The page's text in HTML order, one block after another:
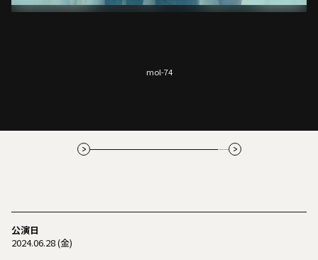
公演日
2024.06.28 (金)